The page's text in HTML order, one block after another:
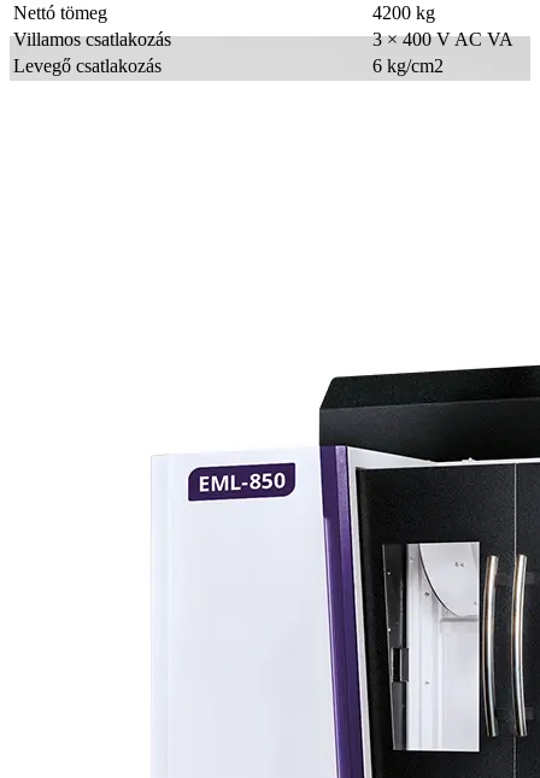
Nettó tömeg
4200 kg
Villamos csatlakozás
3 × 400 V AC VA
Levegő csatlakozás
6 kg/cm2